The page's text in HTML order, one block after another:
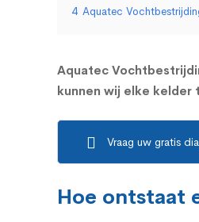
4 Aquatec
Aquatec
kunnen wij elke
Vraag uw gratis
Hoe ontstaat